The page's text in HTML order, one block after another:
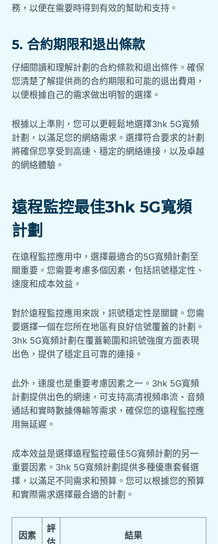
務，以便在需要時得到有效的幫助和支持。
5. 合約期限和退出條款
仔細閱讀和理解計劃的合約條款和退出條件。確保
您清楚了解提供商的合約期限和可能的退出費用，
以便根據自己的需求做出明智的選擇。
根據以上準則，您可以更輕鬆地選擇3hk 5G寬頻
計劃，以滿足您的網絡需求。選擇符合要求的計劃
將確保您享受到高速、穩定的網絡連接，以及卓越
的網絡體驗。
遠程監控最佳3hk 5G寬頻
計劃
在遠程監控應用中，選擇最適合的5G寬頻計劃至
關重要。您需要考慮多個因素，包括訊號穩定性、
速度和成本效益。
對於遠程監控應用來說，訊號穩定性是關鍵。您需
要選擇一個在您所在地區有良好信號覆蓋的計劃。
3hk 5G寬頻計劃在覆蓋範圍和訊號強度方面表現
出色，提供了穩定且可靠的連接。
此外，速度也是重要考慮因素之一。3hk 5G寬頻
計劃提供出色的網速，可支持高清視頻串流、音頻
通話和實時數據傳輸等需求，確保您的遠程監控應
用無延遲。
成本效益是選擇遠程監控最佳5G寬頻計劃的另一
重要因素。3hk 5G寬頻計劃提供多種優惠套餐選
擇，以滿足不同需求和預算。您可以根據您的預算
和實際需求選擇最合適的計劃。
因素
評
結果